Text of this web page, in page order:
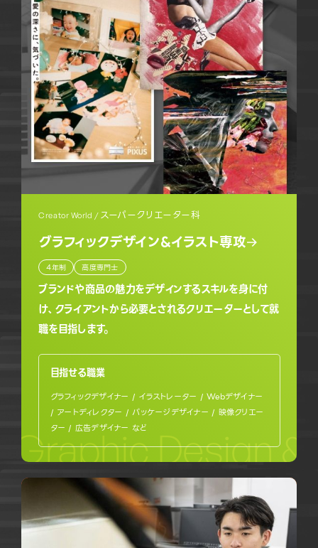
Creator World / スーパークリエーター科
グラフィックデザイン&イラスト専攻
4年制 高度専門士
ブランドや商品の魅力をデザインするスキルを身に付
け、クライアントから必要とされるクリエーターとして就
職を目指します。
目指せる職業
グラフィックデザイナー / イラストレーター / Webデザイナー
/ アートディレクター / パッケージデザイナー / 映像クリエー
ター / 広告デザイナー など
Graphic Design